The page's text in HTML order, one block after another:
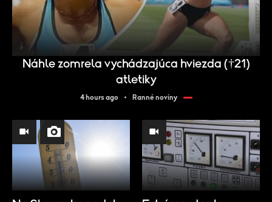
Náhle zomrela vychádzajúca hviezda (†21)
atletiky
4 hours ago Ranné noviny